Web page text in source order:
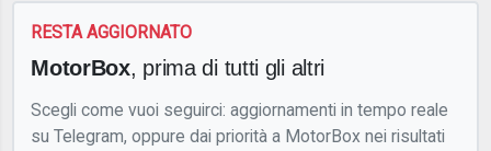
RESTA AGGIORNATO
MotorBox, prima di tutti gli altri
Scegli come vuoi seguirci: aggiornamenti in tempo reale
su Telegram, oppure dai priorità a MotorBox nei risultati